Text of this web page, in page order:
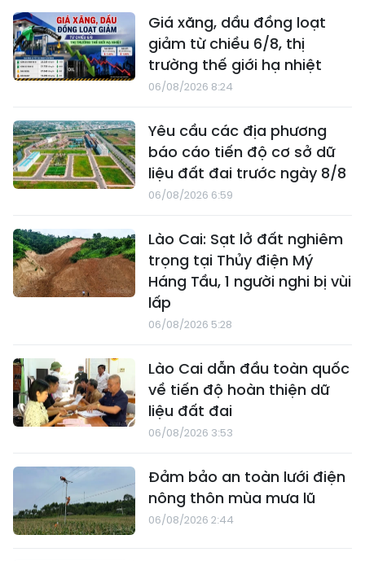
Giá xăng, dầu đồng loạt
giảm từ chiều 6/8, thị
trường thế giới hạ nhiệt
06/08/2026 8:24
Yêu cầu các địa phương
báo cáo tiến độ cơ sở dữ
liệu đất đai trước ngày 8/8
06/08/2026 6:59
Lào Cai: Sạt lở đất nghiêm
trọng tại Thủy điện Mý
Háng Tầu, 1 người nghi bị vùi
lấp
06/08/2026 5:28
Lào Cai dẫn đầu toàn quốc
về tiến độ hoàn thiện dữ
liệu đất đai
06/08/2026 3:53
Đảm bảo an toàn lưới điện
nông thôn mùa mưa lũ
06/08/2026 2:44